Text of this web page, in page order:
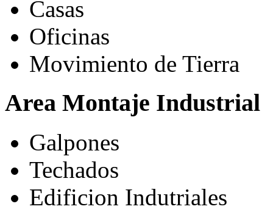
Casas
Oficinas
Movimiento de Tierra
Area Montaje Industrial
Galpones
Techados
Edificion Indutriales